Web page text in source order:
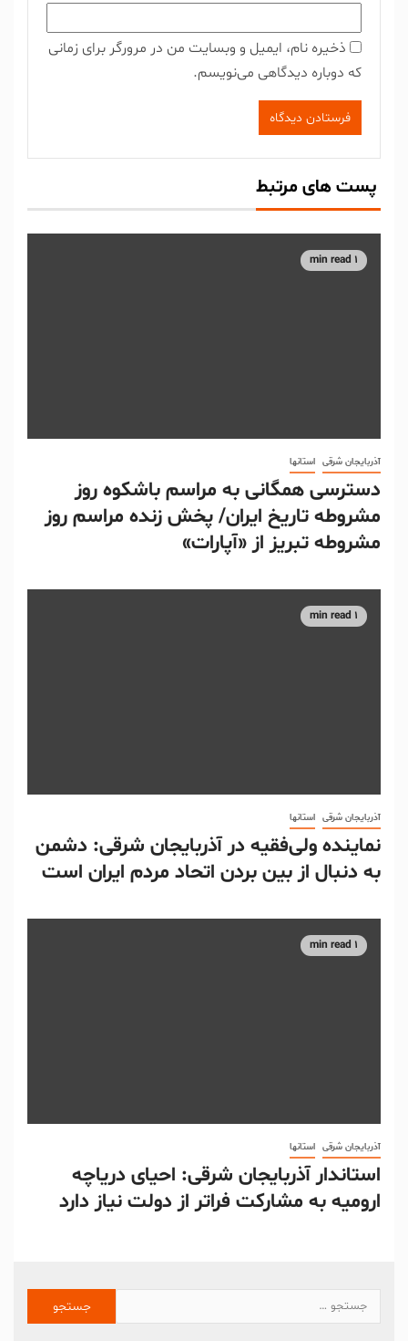
ذخیره نام، ایمیل و وبسایت من در مرورگر برای زمانی
که دوباره دیدگاهی می‌نویسم.
پست های مرتبط
1 min read
آذربایجان شرقی استانها
دسترسی همگانی به مراسم باشکوه روز
مشروطه تاریخ ایران/ پخش زنده مراسم روز
مشروطه تبریز از «آپارات»
1 min read
آذربایجان شرقی استانها
نماینده ولی‌فقیه در آذربایجان شرقی: دشمن
به دنبال از بین بردن اتحاد مردم ایران است
1 min read
آذربایجان شرقی استانها
استاندار آذربایجان شرقی: احیای دریاچه
ارومیه به مشارکت فراتر از دولت نیاز دارد